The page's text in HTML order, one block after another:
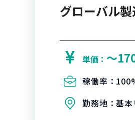
グローバル
単価： 〜
稼働率：
勤務地：基本